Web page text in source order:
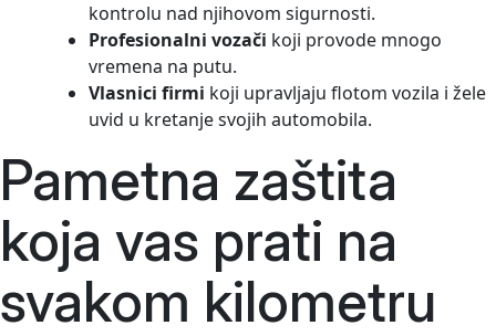
kontrolu nad njihovom sigurnosti.
Profesionalni vozači koji provode mnogo
vremena na putu.
Vlasnici firmi koji upravljaju flotom vozila i žele
uvid u kretanje svojih automobila.
Pametna zaštita
koja vas prati na
svakom kilometru